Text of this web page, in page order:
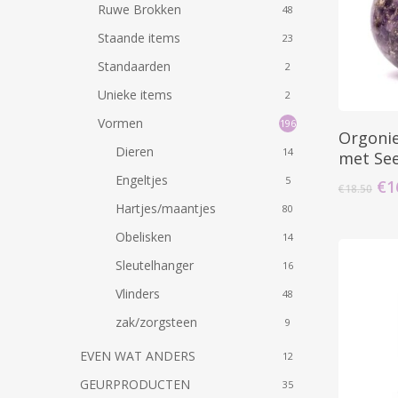
Ruwe Brokken 48
Staande items 23
Standaarden 2
Unieke items 2
Vormen 196
Dieren 14
Engeltjes 5
Hartjes/maantjes 80
Obelisken 14
Sleutelhanger 16
Vlinders 48
zak/zorgsteen 9
EVEN WAT ANDERS 12
GEURPRODUCTEN 35
met
€18.50 €